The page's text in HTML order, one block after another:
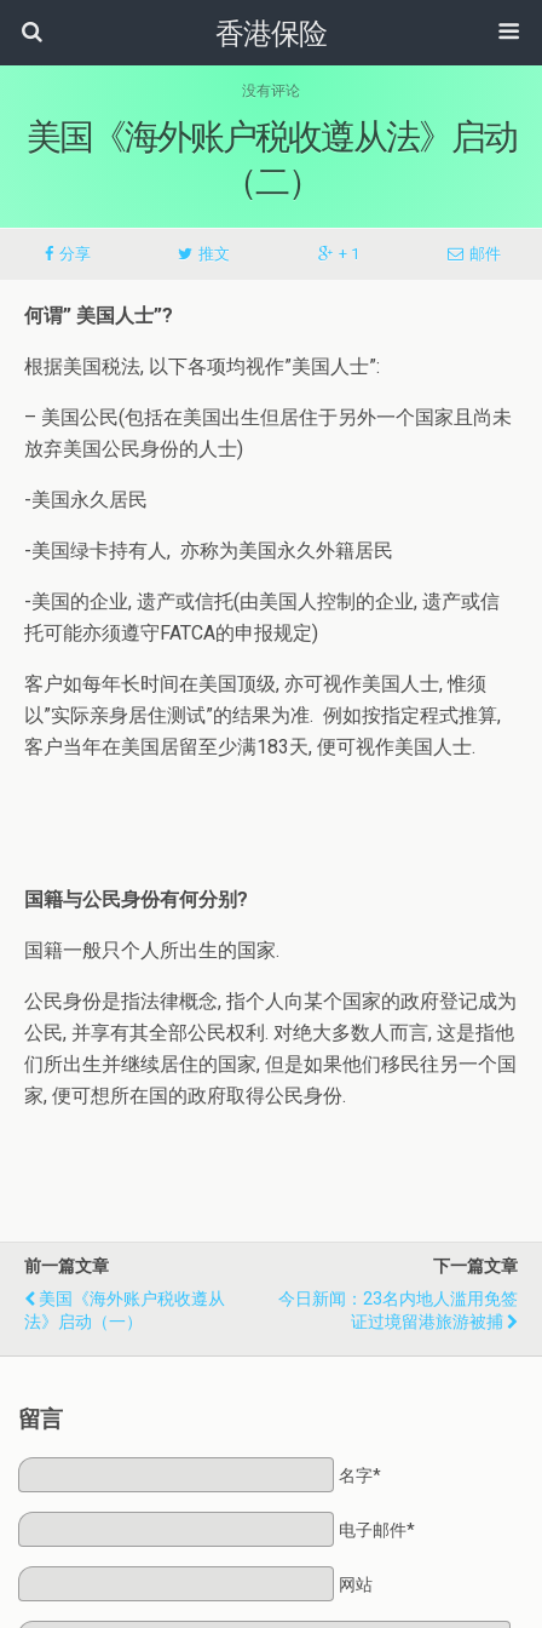
香港保险
没有评论
美国《海外账户税收遵从法》启动
（二）
分享 推文 + 1 邮件
何谓” 美国人士”?
根据美国税法, 以下各项均视作”美国人士”:
– 美国公民(包括在美国出生但居住于另外一个国家且尚未
放弃美国公民身份的人士)
-美国永久居民
-美国绿卡持有人, 亦称为美国永久外籍居民
-美国的企业, 遗产或信托(由美国人控制的企业, 遗产或信
托可能亦须遵守FATCA的申报规定)
客户如每年长时间在美国顶级, 亦可视作美国人士, 惟须
以”实际亲身居住测试”的结果为准. 例如按指定程式推算,
客户当年在美国居留至少满183天, 便可视作美国人士.
国籍与公民身份有何分别?
国籍一般只个人所出生的国家.
公民身份是指法律概念, 指个人向某个国家的政府登记成为
公民, 并享有其全部公民权利. 对绝大多数人而言, 这是指他
们所出生并继续居住的国家, 但是如果他们移民往另一个国
家, 便可想所在国的政府取得公民身份.
前一篇文章
美国《海外账户税收遵从
法》启动（一）
下一篇文章
今日新闻：23名内地人滥用免签
证过境留港旅游被捕
留言
名字*
电子邮件*
网站